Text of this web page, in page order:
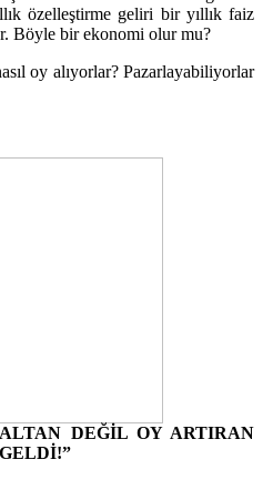
özelleştirme geliri bir yıllık faiz
Böyle bir ekonomi olur mu?
oy alıyorlar? Pazarlayabiliyorlar
DEĞİL OY ARTIRAN